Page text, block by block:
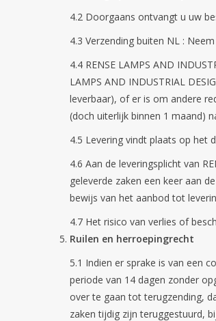
4.2 Doorgaans ontvangt u uw
4.3 Verzending buiten NL :
4.4 RENSE LAMPS AND
LAMPS AND INDUSTRIAL
leverbaar), of er is om andere
(doch uiterlijk binnen 1 maand)
4.5 Levering vindt plaats op het
4.6 Aan de leveringsplicht van
geleverde zaken een keer aan
bewijs van het aanbod tot
4.7 Het risico van verlies of
Ruilen en herroepingrecht
5.1 Indien er sprake is van een
periode van 14 dagen zonder
over te gaan tot terugzending,
zaken tijdig zijn teruggestuurd,